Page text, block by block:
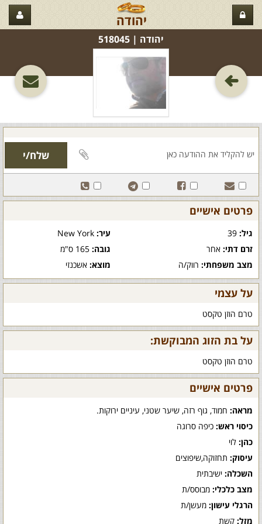
יהודה
יהודה‏ | 518045
פרטים אישיים
גיל: עיר:New York
זרם דתי: אחר גובה:165 ס"מ
מצב משפחתי: רווק/ה מוצא:אשכנזי
על עצמי
טרם הוזן טקסט
על בת הזוג המבוקשת:
טרם הוזן טקסט
פרטים אישיים
מראה: חמוד, גוף רזה, שיער שטני, עיניים ירוקות.
כיסוי ראש: כיפה סרוגה
כהן: לוי
עיסוק: תחזוקה,שיפוצים
השכלה: ישיבתית
מצב כלכלי: מבוסס/ת
הרגלי עישון: מעשן/ת
מזל: קשת